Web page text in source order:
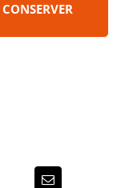
CONSERVER